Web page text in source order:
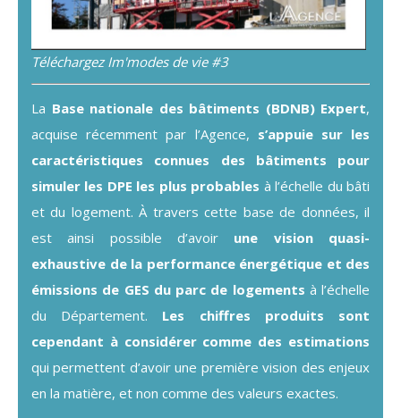
Téléchargez Im'modes de vie #3
La Base nationale des bâtiments (BDNB) Expert,
acquise récemment par l’Agence, s’appuie sur les
caractéristiques connues des bâtiments pour
simuler les DPE les plus probables à l’échelle du bâti
et du logement. À travers cette base de données, il
est ainsi possible d’avoir une vision quasi-
exhaustive de la performance énergétique et des
émissions de GES du parc de logements à l’échelle
du Département. Les chiffres produits sont
cependant à considérer comme des estimations
qui permettent d’avoir une première vision des enjeux
en la matière, et non comme des valeurs exactes.